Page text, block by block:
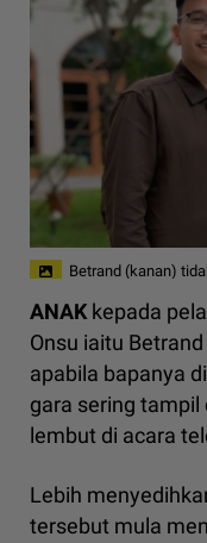
Betrand (kanan)
ANAK kepada
Onsu iaitu
apabila bapanya
gara sering
lembut di acara
Lebih
tersebut mula